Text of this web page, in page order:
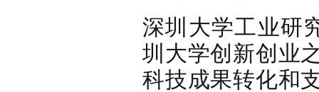
深圳大学工业研
圳大学创新创业
科技成果转化和